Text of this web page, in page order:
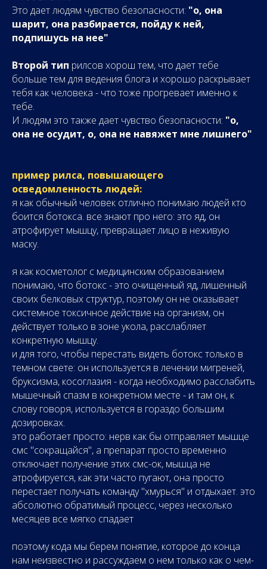
Это дает людям чувство безопасности: "о, она
шарит, она разбирается, пойду к ней,
подпишусь на нее"
Второй тип рилсов хорош тем, что дает тебе
больше тем для ведения блога и хорошо раскрывает
тебя как человека - что тоже прогревает именно к
тебе.
И людям это также дает чувство безопасности: "о,
она не осудит, о, она не навяжет мне лишнего"
пример рилса, повышающего
осведомленность людей:
я как обычный человек отлично понимаю людей кто
боится ботокса. все знают про него: это яд, он
атрофирует мышцу, превращает лицо в неживую
маску.
я как косметолог с медицинским образованием
понимаю, что ботокс - это очищенный яд, лишенный
своих белковых структур, поэтому он не оказывает
системное токсичное действие на организм, он
действует только в зоне укола, расслабляет
конкретную мышцу.
и для того, чтобы перестать видеть ботокс только в
темном свете: он используется в лечении мигреней,
бруксизма, косоглазия - когда необходимо расслабить
мышечный спазм в конкретном месте - и там он, к
слову говоря, используется в гораздо большим
дозировках.
это работает просто: нерв как бы отправляет мышце
смс "сокращайся", а препарат просто временно
отключает получение этих смс-ок, мышца не
атрофируется, как эти часто пугают, она просто
перестает получать команду "хмурься" и отдыхает. это
абсолютно обратимый процесс, через несколько
месяцев все мягко спадает
поэтому кода мы берем понятие, которое до конца
нам неизвестно и рассуждаем о нем только как о чем-